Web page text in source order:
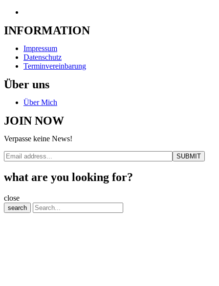
INFORMATION
Impressum
Datenschutz
Terminvereinbarung
Über uns
Über Mich
JOIN NOW
Verpasse keine News!
what are you looking for?
close
search